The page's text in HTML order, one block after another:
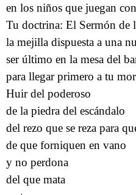
en los niños que juegan
Tu doctrina: El Sermón de
la mejilla dispuesta a una
ser último en la mesa del
para llegar primero a tu
Huir del poderoso
de la piedra del escándalo
del rezo que se reza para
de que forniquen en vano
y no perdona
del que mata